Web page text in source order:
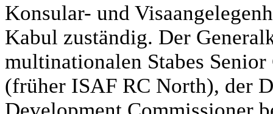
Konsular- und
Kabul zuständig. Der
multinationalen Stabes
(früher ISAF RC North), der